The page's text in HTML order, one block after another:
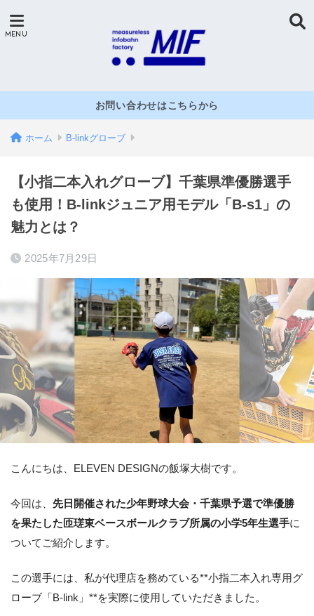
お問い合わせはこちらから
ホーム B-linkグローブ
【小指二本入れグローブ】千葉県準優勝選手
も使用！B-linkジュニア用モデル「B-s1」の
魅力とは？
2025年7月29日
こんにちは、ELEVEN DESIGNの飯塚大樹です。
今回は、 先日開催された少年野球大会・千葉県予選で準優勝
を果たした匝瑳東ベースボールクラブ所属の小学5年生選手に
ついてご紹介します。
この選手には、私が代理店を務めている**小指二本入れ専用グ
ローブ「B-link」**を実際に使用していただきました。